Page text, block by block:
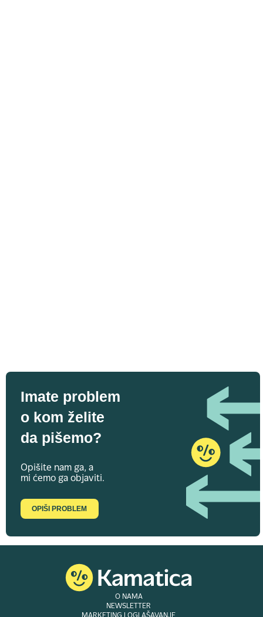
Imate problem
o kom želite
da pišemo?
Opišite nam ga, a
mi ćemo ga objaviti.
OPIŠI PROBLEM
O NAMA
NEWSLETTER